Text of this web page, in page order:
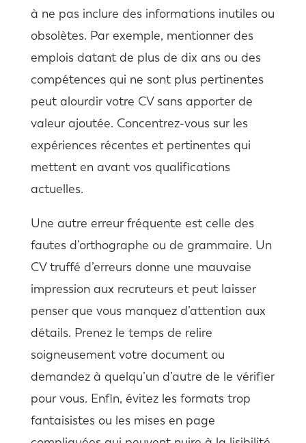
à ne pas inclure des informations inutiles ou
obsolètes. Par exemple, mentionner des
emplois datant de plus de dix ans ou des
compétences qui ne sont plus pertinentes
peut alourdir votre CV sans apporter de
valeur ajoutée. Concentrez-vous sur les
expériences récentes et pertinentes qui
mettent en avant vos qualifications
actuelles.
Une autre erreur fréquente est celle des
fautes d’orthographe ou de grammaire. Un
CV truffé d’erreurs donne une mauvaise
impression aux recruteurs et peut laisser
penser que vous manquez d’attention aux
détails. Prenez le temps de relire
soigneusement votre document ou
demandez à quelqu’un d’autre de le vérifier
pour vous. Enfin, évitez les formats trop
fantaisistes ou les mises en page